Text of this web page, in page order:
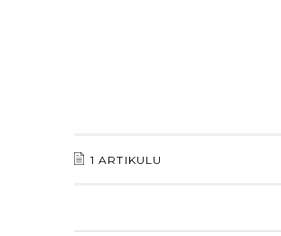
1 ARTIKULU